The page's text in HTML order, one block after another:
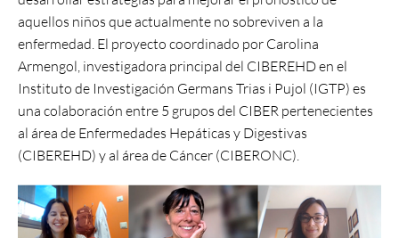
aquellos niños que actualmente no sobreviven a la
enfermedad. El proyecto coordinado por Carolina
Armengol, investigadora principal del CIBEREHD en el
Instituto de Investigación Germans Trias i Pujol (IGTP) es
una colaboración entre 5 grupos del CIBER pertenecientes
al área de Enfermedades Hepáticas y Digestivas
(CIBEREHD) y al área de Cáncer (CIBERONC).